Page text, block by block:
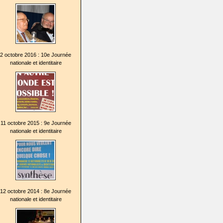
2 octobre 2016 : 10e Journée
nationale et identitaire
11 octobre 2015 : 9e Journée
nationale et identitaire
12 octobre 2014 : 8e Journée
nationale et identitaire